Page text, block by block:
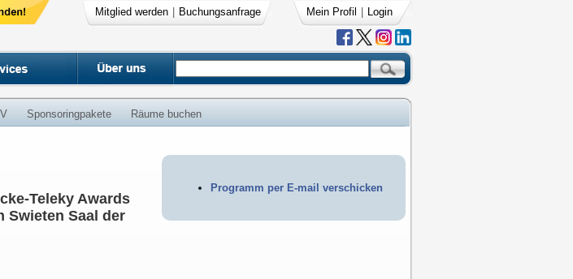
Mitglied werden Buchungsanfrage Mein Profil Login
Sponsoringpakete Räume buchen
Programm per E-mail verschicken
Teleky Awards
Swieten Saal der